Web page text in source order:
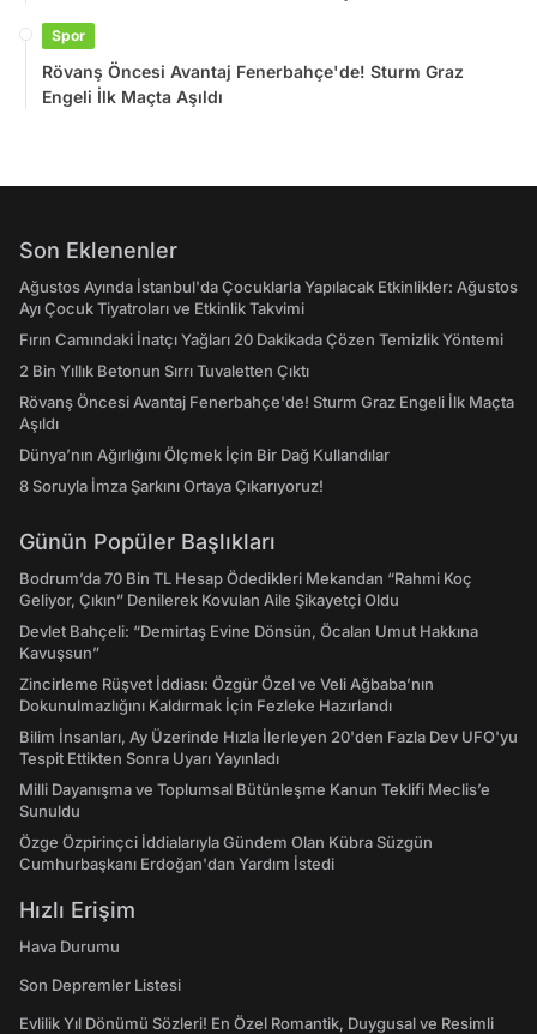
Spor
Rövanş Öncesi Avantaj Fenerbahçe'de! Sturm Graz
Engeli İlk Maçta Aşıldı
Son Eklenenler
Ağustos Ayında İstanbul'da Çocuklarla Yapılacak Etkinlikler: Ağustos
Ayı Çocuk Tiyatroları ve Etkinlik Takvimi
Fırın Camındaki İnatçı Yağları 20 Dakikada Çözen Temizlik Yöntemi
2 Bin Yıllık Betonun Sırrı Tuvaletten Çıktı
Rövanş Öncesi Avantaj Fenerbahçe'de! Sturm Graz Engeli İlk Maçta
Aşıldı
Dünya’nın Ağırlığını Ölçmek İçin Bir Dağ Kullandılar
8 Soruyla İmza Şarkını Ortaya Çıkarıyoruz!
Günün Popüler Başlıkları
Bodrum’da 70 Bin TL Hesap Ödedikleri Mekandan “Rahmi Koç
Geliyor, Çıkın” Denilerek Kovulan Aile Şikayetçi Oldu
Devlet Bahçeli: “Demirtaş Evine Dönsün, Öcalan Umut Hakkına
Kavuşsun”
Zincirleme Rüşvet İddiası: Özgür Özel ve Veli Ağbaba’nın
Dokunulmazlığını Kaldırmak İçin Fezleke Hazırlandı
Bilim İnsanları, Ay Üzerinde Hızla İlerleyen 20'den Fazla Dev UFO'yu
Tespit Ettikten Sonra Uyarı Yayınladı
Milli Dayanışma ve Toplumsal Bütünleşme Kanun Teklifi Meclis’e
Sunuldu
Özge Özpirinçci İddialarıyla Gündem Olan Kübra Süzgün
Cumhurbaşkanı Erdoğan'dan Yardım İstedi
Hızlı Erişim
Hava Durumu
Son Depremler Listesi
Evlilik Yıl Dönümü Sözleri! En Özel Romantik, Duygusal ve Resimli